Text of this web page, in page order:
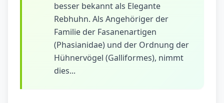
besser bekannt als Elegante
Rebhuhn. Als Angehöriger der
Familie der Fasanenartigen
(Phasianidae) und der Ordnung der
Hühnervögel (Galliformes), nimmt
dies...